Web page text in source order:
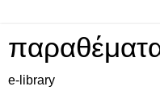
e-library